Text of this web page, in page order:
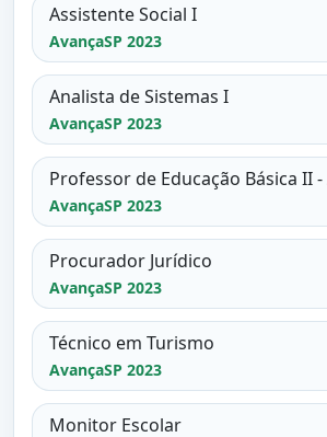
Assistente Social I
AvançaSP 2023
Analista de Sistemas I
AvançaSP 2023
Professor de Educação Básica II
AvançaSP 2023
Procurador Jurídico
AvançaSP 2023
Técnico em Turismo
AvançaSP 2023
Monitor Escolar